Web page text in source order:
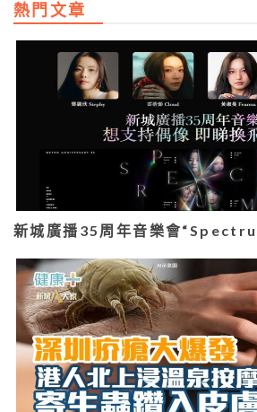
熱門文章
新城廣播35周年音樂會